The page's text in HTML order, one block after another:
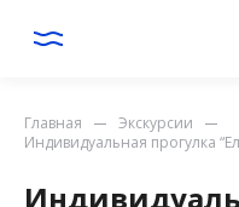
Главная
Экскурсии
Индивидуальная прогулка